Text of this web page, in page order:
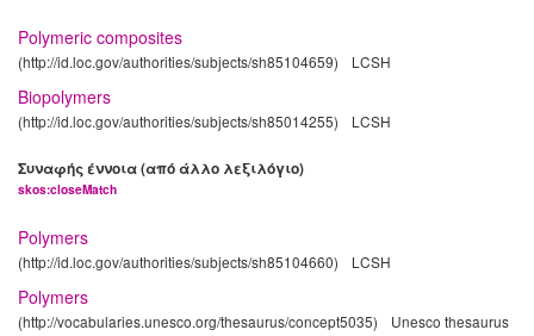
Polymeric composites
(http://id.loc.gov/authorities/subjects/sh85104659) LCSH
Biopolymers
(http://id.loc.gov/authorities/subjects/sh85014255) LCSH
Συναφής έννοια (από άλλο λεξιλόγιο)
skos:closeMatch
Polymers
(http://id.loc.gov/authorities/subjects/sh85104660) LCSH
Polymers
(http://vocabularies.unesco.org/thesaurus/concept5035) Unesco thesaurus